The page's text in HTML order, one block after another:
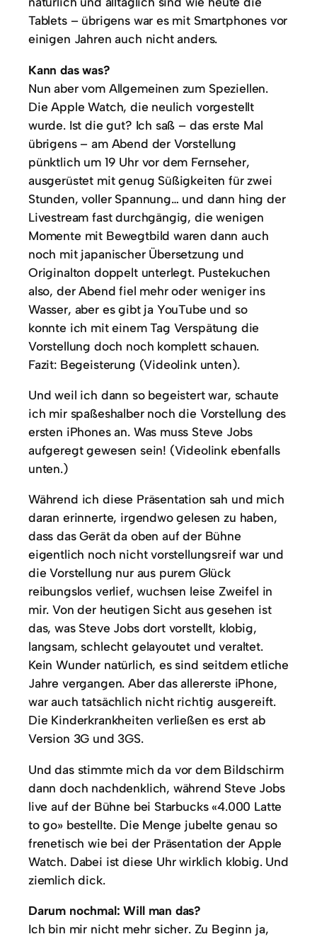
Tablets – übrigens war es mit Smartphones vor
einigen Jahren auch nicht anders.
Kann das was?
Nun aber vom Allgemeinen zum Speziellen.
Die Apple Watch, die neulich vorgestellt
wurde. Ist die gut? Ich saß – das erste Mal
übrigens – am Abend der Vorstellung
pünktlich um 19 Uhr vor dem Fernseher,
ausgerüstet mit genug Süßigkeiten für zwei
Stunden, voller Spannung… und dann hing der
Livestream fast durchgängig, die wenigen
Momente mit Bewegtbild waren dann auch
noch mit japanischer Übersetzung und
Originalton doppelt unterlegt. Pustekuchen
also, der Abend fiel mehr oder weniger ins
Wasser, aber es gibt ja YouTube und so
konnte ich mit einem Tag Verspätung die
Vorstellung doch noch komplett schauen.
Fazit: Begeisterung (Videolink unten).
Und weil ich dann so begeistert war, schaute
ich mir spaßeshalber noch die Vorstellung des
ersten iPhones an. Was muss Steve Jobs
aufgeregt gewesen sein! (Videolink ebenfalls
unten.)
Während ich diese Präsentation sah und mich
daran erinnerte, irgendwo gelesen zu haben,
dass das Gerät da oben auf der Bühne
eigentlich noch nicht vorstellungsreif war und
die Vorstellung nur aus purem Glück
reibungslos verlief, wuchsen leise Zweifel in
mir. Von der heutigen Sicht aus gesehen ist
das, was Steve Jobs dort vorstellt, klobig,
langsam, schlecht gelayoutet und veraltet.
Kein Wunder natürlich, es sind seitdem etliche
Jahre vergangen. Aber das allererste iPhone,
war auch tatsächlich nicht richtig ausgereift.
Die Kinderkrankheiten verließen es erst ab
Version 3G und 3GS.
Und das stimmte mich da vor dem Bildschirm
dann doch nachdenklich, während Steve Jobs
live auf der Bühne bei Starbucks «4.000 Latte
to go» bestellte. Die Menge jubelte genau so
frenetisch wie bei der Präsentation der Apple
Watch. Dabei ist diese Uhr wirklich klobig. Und
ziemlich dick.
Darum nochmal: Will man das?
Ich bin mir nicht mehr sicher. Zu Beginn ja,